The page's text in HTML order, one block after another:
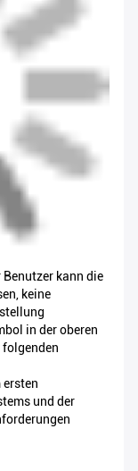
Benutzer kann die
keine
in der oberen
folgenden
und der